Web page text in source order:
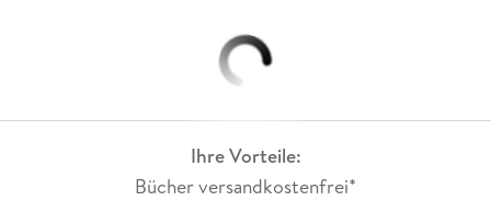
Ihre Vorteile:
Bücher versandkostenfrei*